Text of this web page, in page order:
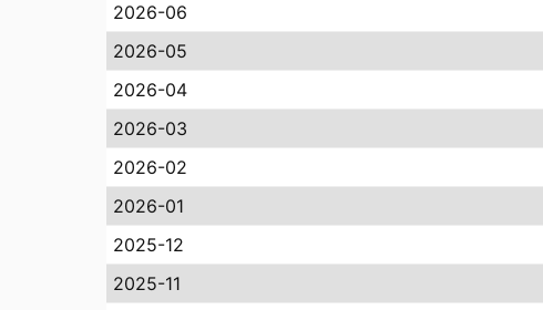
2026-06
2026-05
2026-04
2026-03
2026-02
2026-01
2025-12
2025-11